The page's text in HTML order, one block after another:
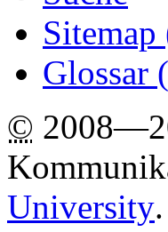
Sitemap
Glossar
©
University.